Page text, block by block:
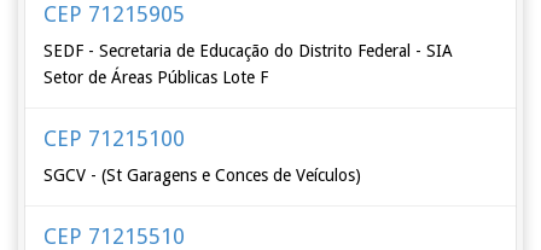
CEP 71215905
SEDF - Secretaria de Educação do Distrito Federal - SIA
Setor de Áreas Públicas Lote F
CEP 71215100
SGCV - (St Garagens e Conces de Veículos)
CEP 71215510